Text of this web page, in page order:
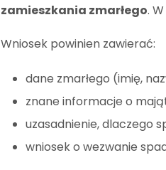
zamieszkania zmarłego.
Wniosek powinien zawierać:
dane zmarłego (imię,
znane informacje o
uzasadnienie, dlaczego
wniosek o wezwanie